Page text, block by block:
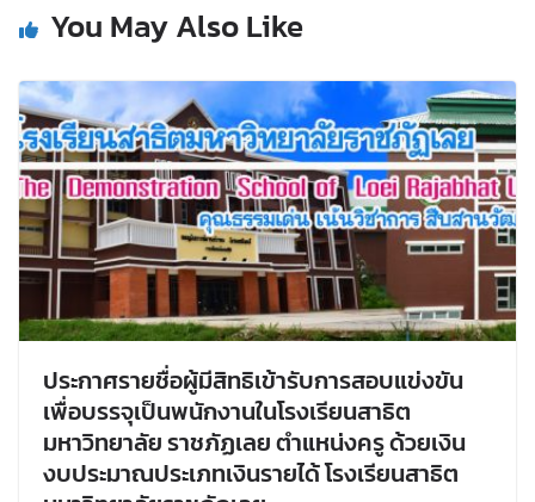
You May Also Like
ประกาศรายชื่อผู้มีสิทธิเข้ารับการสอบแข่งขัน
เพื่อบรรจุเป็นพนักงานในโรงเรียนสาธิต
มหาวิทยาลัย ราชภัฏเลย ตำแหน่งครู ด้วยเงิน
งบประมาณประเภทเงินรายได้ โรงเรียนสาธิต